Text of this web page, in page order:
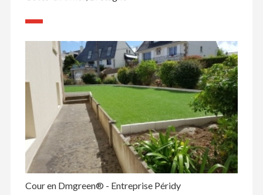
Cour en Dmgreen® - Entreprise Péridy